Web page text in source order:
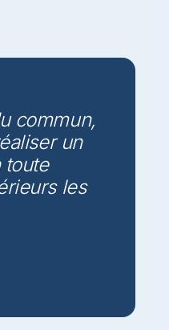
commun,
un
toute
les